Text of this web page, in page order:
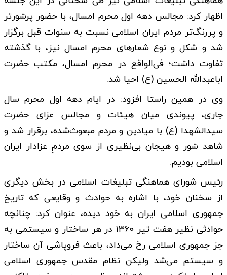
اظهار کرد: مجالس دهه اول محرم امسال، با حضور پرشورتر
و پررنگ‌تر مردم ایران اسلامی نسبت به سنوات قبل برگزار
شد و شکل و نوع شعارهای محرم امسال نیز، با گذشته
تفاوت داشت؛ فی‌الواقع در محرم امسال، مکتب حضرت
اباعبدالله الحسین (ع) احیا شد.
وی در همین راستا افزود: در ایام دهه اول محرم سال
جاری، پیوندی میان هیئات و مجالس عزای حضرت
سیدالشهدا (ع) با میادین و مردم مبعوث‌شده، برقرار شد و
شاهد شور و هیجان بی‌نظیری از سوی مردمِ عزادار ایران
اسلامی بودیم.
رئیس شورای هماهنگی تبلیغات اسلامی در بخش دیگری
از سخنان خود، با اشاره به حوادث و وقایعی که تاریخ
جمهوری اسلامی ایران به خود دیده، عنوان کرد: چنانچه
حوادثی نظیر هفت تیر ۱۳۶۰ در هر ساختار و سیستمی به
جز جمهوری اسلامی رخ می‌داد، باعث فروپاشی آن ساختار
و سیستم می‌شد ولیکن نظام مقدس جمهوری اسلامی